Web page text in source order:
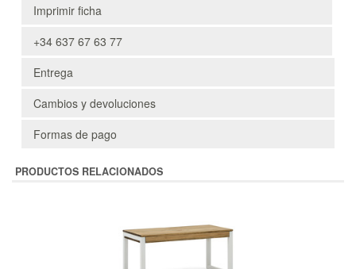
Imprimir ficha
+34 637 67 63 77
Entrega
Cambios y devoluciones
Formas de pago
PRODUCTOS RELACIONADOS